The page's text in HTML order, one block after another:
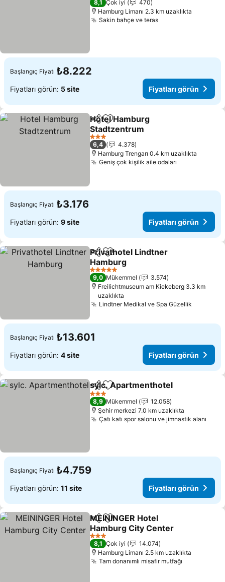
8,1 Çok iyi
470
Hamburg Limanı 2.3 km uzaklıkta
Sakin bahçe ve teras
Başlangıç Fiyatı ₺8.222
Fiyatları görün: 5 site Fiyatları görün
PaylaşFavorilerime ekle
Hotel Hamburg
Stadtzentrum
3 Yıldız
6,4
4.378
Hamburg Trengarı 0.4 km uzaklıkta
Geniş çok kişilik aile odaları
Başlangıç Fiyatı ₺3.176
Fiyatları görün: 9 site Fiyatları görün
PaylaşFavorilerime ekle
Privathotel Lindtner
Hamburg
5 Yıldız
9,0 Mükemmel
3.574
Freilichtmuseum am Kiekeberg 3.3 km
uzaklıkta
Lindtner Medikal ve Spa Güzellik
Başlangıç Fiyatı ₺13.601
Fiyatları görün: 4 site Fiyatları görün
PaylaşFavorilerime ekle
sylc. Apartmenthotel
3 Yıldız
8,9 Mükemmel
12.058
Şehir merkezi 7.0 km uzaklıkta
Çatı katı spor salonu ve jimnastik alanı
Başlangıç Fiyatı ₺4.759
Fiyatları görün: 11 site Fiyatları görün
PaylaşFavorilerime ekle
MEININGER Hotel
Hamburg City Center
3 Yıldız
8,1 Çok iyi
14.074
Hamburg Limanı 2.5 km uzaklıkta
Tam donanımlı misafir mutfağı